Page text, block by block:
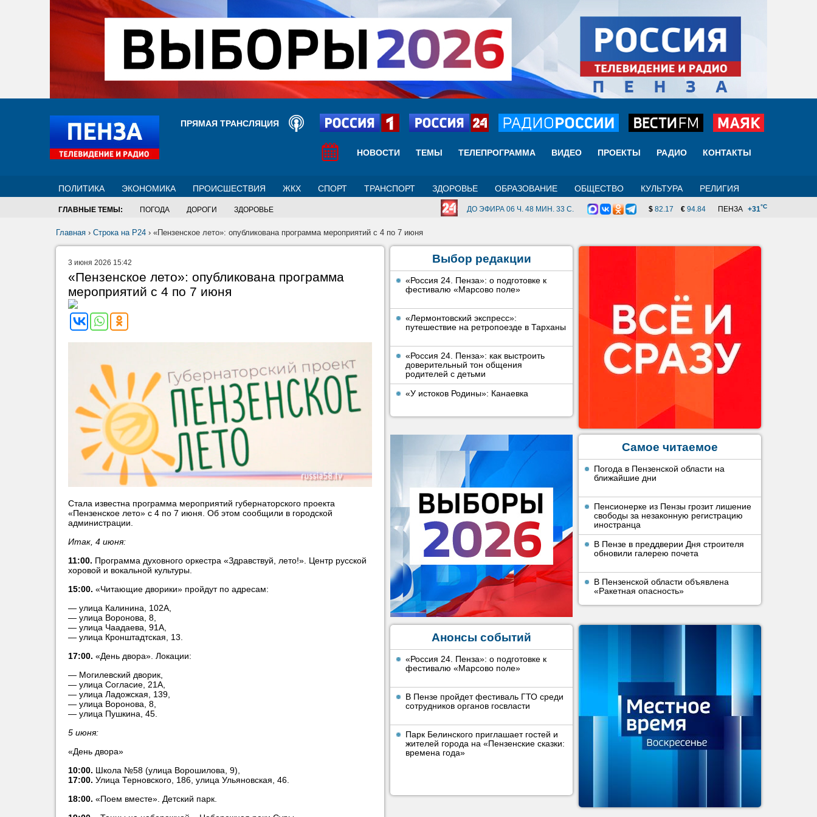
ПРЯМАЯ ТРАНСЛЯЦИЯ
НОВОСТИ ТЕМЫ ТЕЛЕПРОГРАММА ВИДЕО ПРОЕКТЫ РАДИО КОНТАКТЫ
ПОЛИТИКА ЭКОНОМИКА ПРОИСШЕСТВИЯ ЖКХ СПОРТ ТРАНСПОРТ ЗДОРОВЬЕ ОБРАЗОВАНИЕ ОБЩЕСТВО КУЛЬТУРА РЕЛИГИЯ
ГЛАВНЫЕ ТЕМЫ: ПОГОДА ДОРОГИ ЗДОРОВЬЕ ПЕНЗА +31°C
$ 82.17 € 94.84
ДО ЭФИРА 06 Ч. 48 МИН. 32 C.
Главная › Строка на Р24 › «Пензенское лето»: опубликована программа мероприятий с 4 по 7 июня
Выбор редакции
«Россия 24. Пенза»: о подготовке к
фестивалю «Марсово поле»
«Лермонтовский экспресс»:
путешествие на ретропоезде в Тарханы
«Россия 24. Пенза»: как выстроить
доверительный тон общения
родителей с детьми
«У истоков Родины»: Канаевка
Самое читаемое
Погода в Пензенской области на
ближайшие дни
Пенсионерке из Пензы грозит лишение
свободы за незаконную регистрацию
иностранца
В Пензе в преддверии Дня строителя
обновили галерею почета
В Пензенской области объявлена
«Ракетная опасность»
Анонсы событий
«Россия 24. Пенза»: о подготовке к
фестивалю «Марсово поле»
В Пензе пройдет фестиваль ГТО среди
сотрудников органов госвласти
Парк Белинского приглашает гостей и
жителей города на «Пензенские сказки:
времена года»
3 июня 2026 15:42
«Пензенское лето»: опубликована программа
мероприятий с 4 по 7 июня
Стала известна программа мероприятий губернаторского проекта
«Пензенское лето» с 4 по 7 июня. Об этом сообщили в городской
администрации.
Итак, 4 июня:
11:00. Программа духовного оркестра «Здравствуй, лето!». Центр русской
хоровой и вокальной культуры.
15:00. «Читающие дворики» пройдут по адресам:
— улица Калинина, 102А,
— улица Воронова, 8,
— улица Чаадаева, 91А,
— улица Кронштадтская, 13.
17:00. «День двора». Локации:
— Могилевский дворик,
— улица Согласие, 21А,
— улица Ладожская, 139,
— улица Воронова, 8,
— улица Пушкина, 45.
5 июня:
«День двора»
10:00. Школа №58 (улица Ворошилова, 9),
17:00. Улица Терновского, 186, улица Ульяновская, 46.
18:00. «Поем вместе». Детский парк.